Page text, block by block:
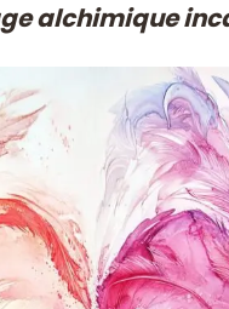
alchimique